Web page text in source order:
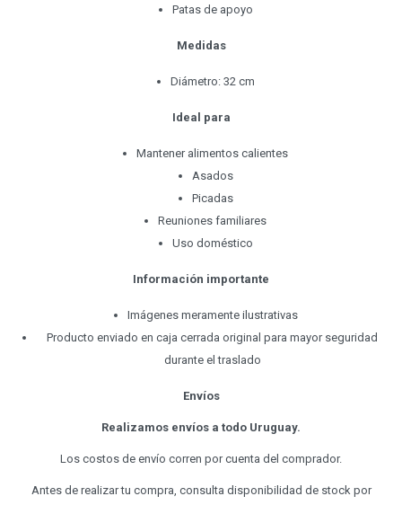
Patas de apoyo
Medidas
Diámetro: 32 cm
Ideal para
Mantener alimentos calientes
Asados
Picadas
Reuniones familiares
Uso doméstico
Información importante
Imágenes meramente ilustrativas
Producto enviado en caja cerrada original para mayor seguridad
durante el traslado
Envíos
Realizamos envíos a todo Uruguay.
Los costos de envío corren por cuenta del comprador.
Antes de realizar tu compra, consulta disponibilidad de stock por